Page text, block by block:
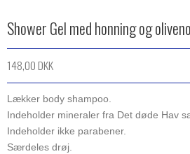
Shower Gel med honning og
148,00 DKK
Lækker body shampoo.
Indeholder mineraler fra Det døde Hav
Indeholder ikke parabener.
Særdeles drøj.